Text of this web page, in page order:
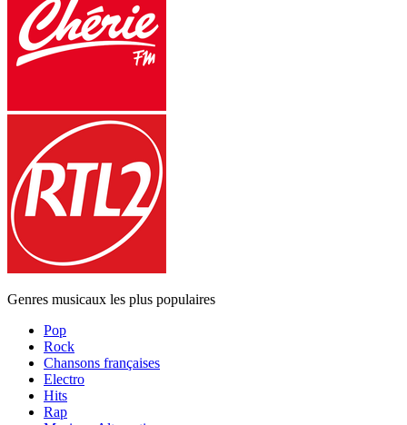
Genres musicaux les plus populaires
Pop
Rock
Chansons françaises
Electro
Hits
Rap